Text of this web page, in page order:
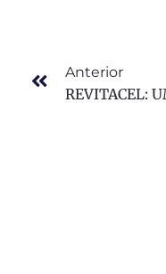
Anterior